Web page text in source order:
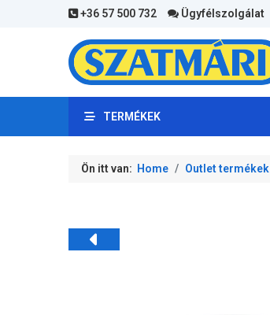
+36 57 500 732 Ügyfélszolgálat
TERMÉKEK
Ön itt van: Home Outlet termékek